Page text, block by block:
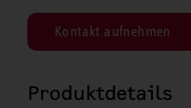
Kontakt aufnehmen
Produktdetails